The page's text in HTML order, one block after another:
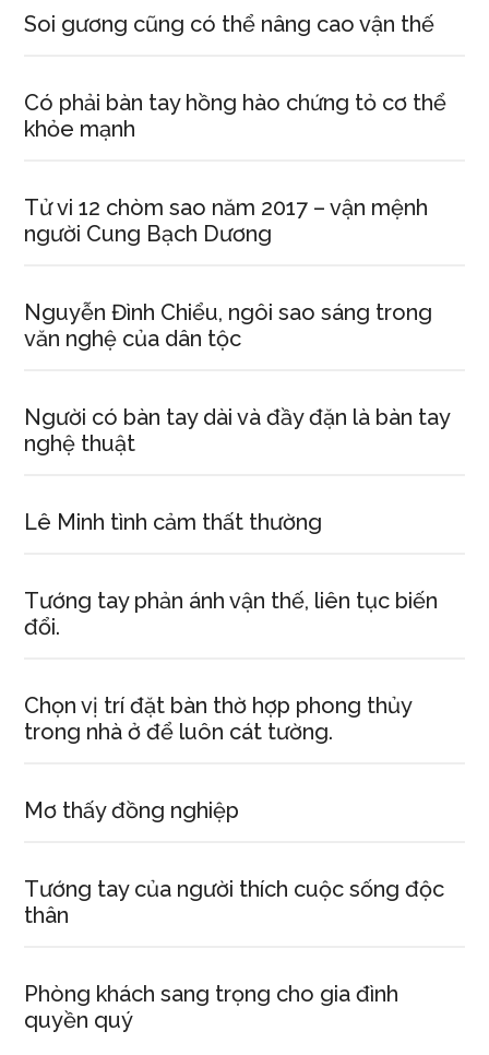
Soi gương cũng có thể nâng cao vận thế
Có phải bàn tay hồng hào chứng tỏ cơ thể
khỏe mạnh
Tử vi 12 chòm sao năm 2017 – vận mệnh
người Cung Bạch Dương
Nguyễn Đình Chiểu, ngôi sao sáng trong
văn nghệ của dân tộc
Người có bàn tay dài và đầy đặn là bàn tay
nghệ thuật
Lê Minh tình cảm thất thường
Tướng tay phản ánh vận thế, liên tục biến
đổi.
Chọn vị trí đặt bàn thờ hợp phong thủy
trong nhà ở để luôn cát tường.
Mơ thấy đồng nghiệp
Tướng tay của người thích cuộc sống độc
thân
Phòng khách sang trọng cho gia đình
quyền quý